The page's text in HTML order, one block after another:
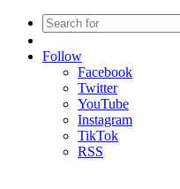
Article
Follow
Facebook
Twitter
YouTube
Instagram
TikTok
RSS